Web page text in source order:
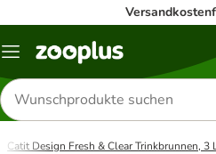
Menü
Produkte
suchen
Catit Design Fresh & Clear Trinkbrunnen, 3